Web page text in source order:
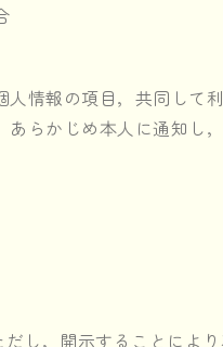
情報の項目，共同して
らかじめ本人に通知し
し，開示することによ